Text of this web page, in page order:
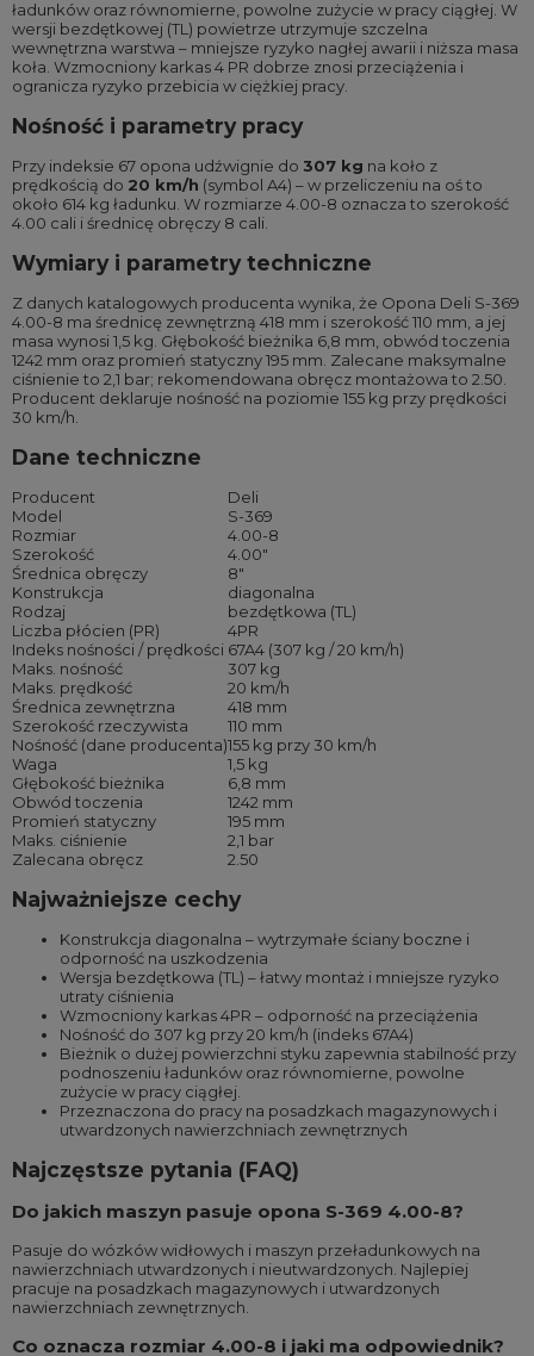
ładunków oraz równomierne, powolne zużycie w pracy ciągłej. W
wersji bezdętkowej (TL) powietrze utrzymuje szczelna
wewnętrzna warstwa – mniejsze ryzyko nagłej awarii i niższa masa
koła. Wzmocniony karkas 4 PR dobrze znosi przeciążenia i
ogranicza ryzyko przebicia w ciężkiej pracy.
Nośność i parametry pracy
Przy indeksie 67 opona udźwignie do 307 kg na koło z
prędkością do 20 km/h (symbol A4) – w przeliczeniu na oś to
około 614 kg ładunku. W rozmiarze 4.00-8 oznacza to szerokość
4.00 cali i średnicę obręczy 8 cali.
Wymiary i parametry techniczne
Z danych katalogowych producenta wynika, że Opona Deli S-369
4.00-8 ma średnicę zewnętrzną 418 mm i szerokość 110 mm, a jej
masa wynosi 1,5 kg. Głębokość bieżnika 6,8 mm, obwód toczenia
1242 mm oraz promień statyczny 195 mm. Zalecane maksymalne
ciśnienie to 2,1 bar; rekomendowana obręcz montażowa to 2.50.
Producent deklaruje nośność na poziomie 155 kg przy prędkości
30 km/h.
Dane techniczne
Producent
Deli
Model
S-369
Rozmiar
4.00-8
Szerokość
4.00″
Średnica obręczy
8″
Konstrukcja
diagonalna
Rodzaj
bezdętkowa (TL)
Liczba płócien (PR)
4PR
Indeks nośności / prędkości 67A4 (307 kg / 20 km/h)
Maks. nośność
307 kg
Maks. prędkość
20 km/h
Średnica zewnętrzna
418 mm
Szerokość rzeczywista
110 mm
Nośność (dane producenta)155 kg przy 30 km/h
Waga
1,5 kg
Głębokość bieżnika
6,8 mm
Obwód toczenia
1242 mm
Promień statyczny
195 mm
Maks. ciśnienie
2,1 bar
Zalecana obręcz
2.50
Najważniejsze cechy
Konstrukcja diagonalna – wytrzymałe ściany boczne i
odporność na uszkodzenia
Wersja bezdętkowa (TL) – łatwy montaż i mniejsze ryzyko
utraty ciśnienia
Wzmocniony karkas 4PR – odporność na przeciążenia
Nośność do 307 kg przy 20 km/h (indeks 67A4)
Bieżnik o dużej powierzchni styku zapewnia stabilność przy
podnoszeniu ładunków oraz równomierne, powolne
zużycie w pracy ciągłej.
Przeznaczona do pracy na posadzkach magazynowych i
utwardzonych nawierzchniach zewnętrznych
Najczęstsze pytania (FAQ)
Do jakich maszyn pasuje opona S-369 4.00-8?
Pasuje do wózków widłowych i maszyn przeładunkowych na
nawierzchniach utwardzonych i nieutwardzonych. Najlepiej
pracuje na posadzkach magazynowych i utwardzonych
nawierzchniach zewnętrznych.
Co oznacza rozmiar 4.00-8 i jaki ma odpowiednik?